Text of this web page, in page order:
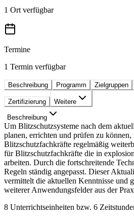
1 Ort verfügbar
Termine
1 Termin verfügbar
Beschreibung Programm Zielgruppen
Zertifizierung Weitere
Beschreibung
Um Blitzschutzsysteme nach dem
planen, errichten und prüfen zu können,
Blitzschutzfachkräfte regelmäßig
für Blitzschutzfachkräfte die in
arbeiten. Durch die fortschreitende
Regeln ständig angepasst. Dieser
vermittelt die aktuellen Kenntnisse und
weiterer Anwendungsfelder aus der
8 Unterrichtseinheiten bzw. 6